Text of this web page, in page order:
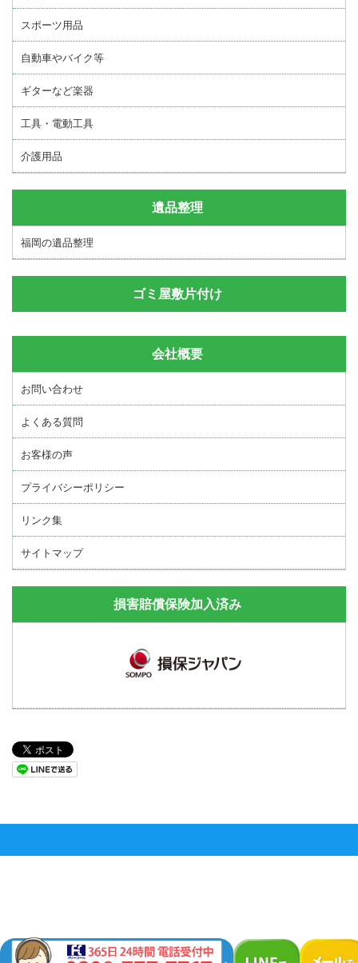
スポーツ用品
自動車やバイク等
ギターなど楽器
工具・電動工具
介護用品
遺品整理
福岡の遺品整理
ゴミ屋敷片付け
会社概要
お問い合わせ
よくある質問
お客様の声
プライバシーポリシー
リンク集
サイトマップ
損害賠償保険加入済み